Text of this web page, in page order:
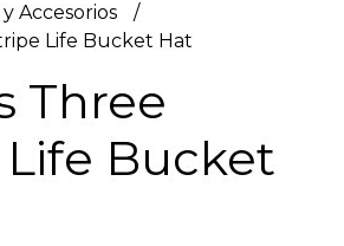
Accesorios
Life Bucket Hat
Three
Bucket